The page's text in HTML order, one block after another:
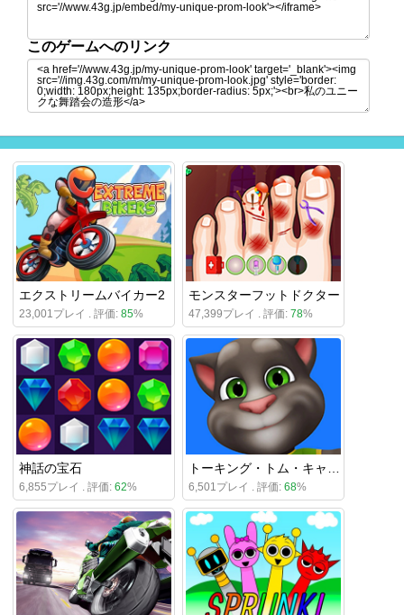
このゲームへのリンク
エクストリームバイカー2
23,001プレイ . 評価: 85%
モンスターフットドクター
47,399プレイ . 評価: 78%
神話の宝石
6,855プレイ . 評価: 62% 6,501プレイ . 評価: 68%